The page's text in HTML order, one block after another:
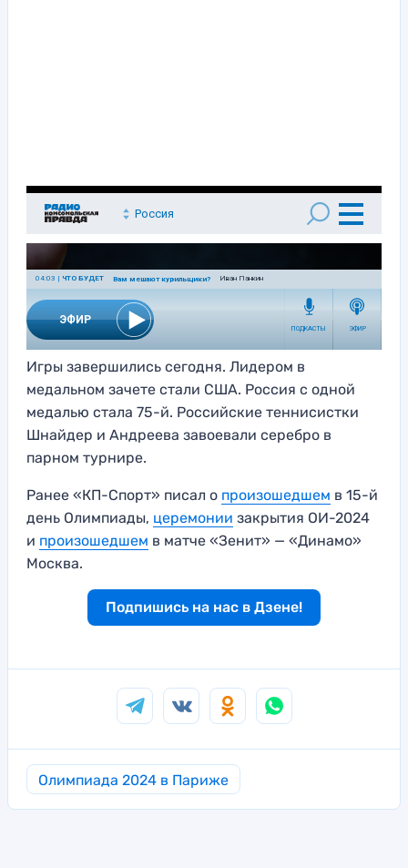
Игры завершились сегодня. Лидером в
медальном зачете стали США. Россия с одной
медалью стала 75-й. Российские теннисистки
Шнайдер и Андреева завоевали серебро в
парном турнире.
Ранее «КП-Спорт» писал о произошедшем в 15-й
день Олимпиады, церемонии закрытия ОИ-2024
и произошедшем в матче «Зенит» — «Динамо»
Москва.
Подпишись на нас в Дзене!
Олимпиада 2024 в Париже